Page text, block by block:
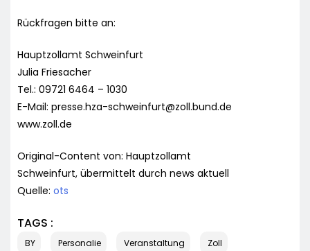
Rückfragen bitte an:
Hauptzollamt Schweinfurt
Julia Friesacher
Tel.: 09721 6464 – 1030
E-Mail: presse.hza-schweinfurt@zoll.bund.de
www.zoll.de
Original-Content von: Hauptzollamt
Schweinfurt, übermittelt durch news aktuell
Quelle: ots
TAGS :
BY Personalie Veranstaltung Zoll